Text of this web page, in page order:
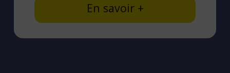
En savoir +